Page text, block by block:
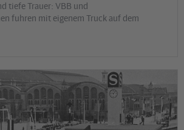
tiefe Trauer: VBB und
fuhren mit eigenem Truck auf dem